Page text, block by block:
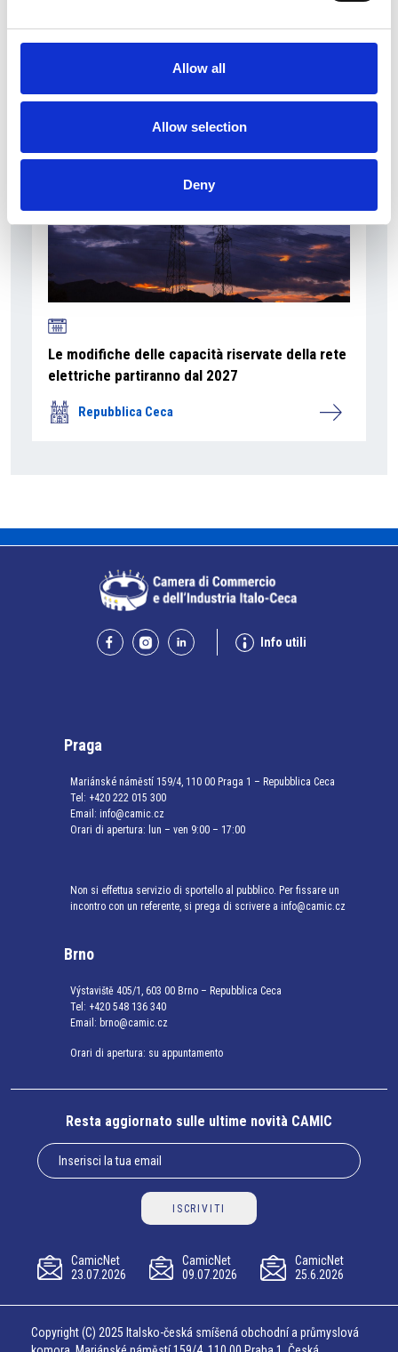
Allow all
Allow selection
Deny
Overview Economica
Le modifiche delle capacità riservate della rete
elettriche partiranno dal 2027
Repubblica Ceca
Info utili
Praga
Mariánské náměstí 159/4, 110 00 Praga 1 – Repubblica Ceca
Tel: +420 222 015 300
Email: info@camic.cz
Orari di apertura: lun – ven 9:00 – 17:00
Non si effettua servizio di sportello al pubblico. Per fissare un
incontro con un referente, si prega di scrivere a info@camic.cz
Brno
Výstaviště 405/1, 603 00 Brno – Repubblica Ceca
Tel: +420 548 136 340
Email: brno@camic.cz
Orari di apertura: su appuntamento
Resta aggiornato sulle ultime novità CAMIC
ISCRIVITI
CamicNet
23.07.2026
CamicNet
09.07.2026
CamicNet
25.6.2026
Copyright (C) 2025 Italsko-česká smíšená obchodní a průmyslová